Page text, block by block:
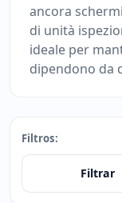
ancora
di unità
ideale per
dipendono da
Filtros:
Filtrar